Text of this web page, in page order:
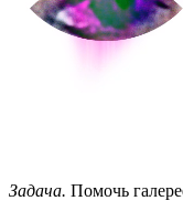
Задача. Помочь